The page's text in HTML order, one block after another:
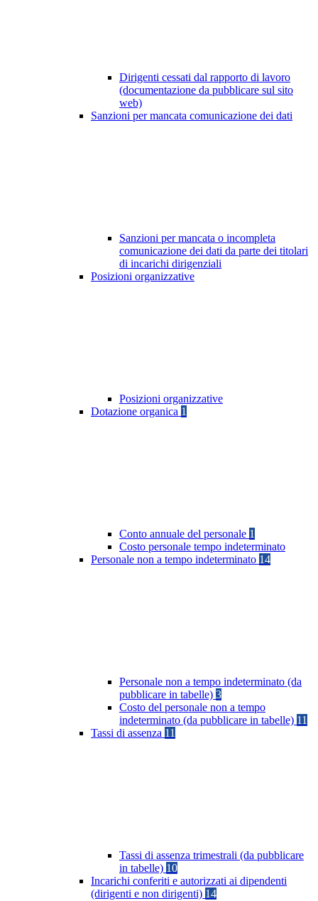
Dirigenti cessati dal rapporto di lavoro
(documentazione da pubblicare sul sito
web)
Sanzioni per mancata comunicazione dei dati
Sanzioni per mancata o incompleta
comunicazione dei dati da parte dei titolari
di incarichi dirigenziali
Posizioni organizzative
Posizioni organizzative
Dotazione organica 1
Conto annuale del personale 1
Costo personale tempo indeterminato
Personale non a tempo indeterminato 14
Personale non a tempo indeterminato (da
pubblicare in tabelle) 3
Costo del personale non a tempo
indeterminato (da pubblicare in tabelle) 11
Tassi di assenza 11
Tassi di assenza trimestrali (da pubblicare
in tabelle) 10
Incarichi conferiti e autorizzati ai dipendenti
(dirigenti e non dirigenti) 14